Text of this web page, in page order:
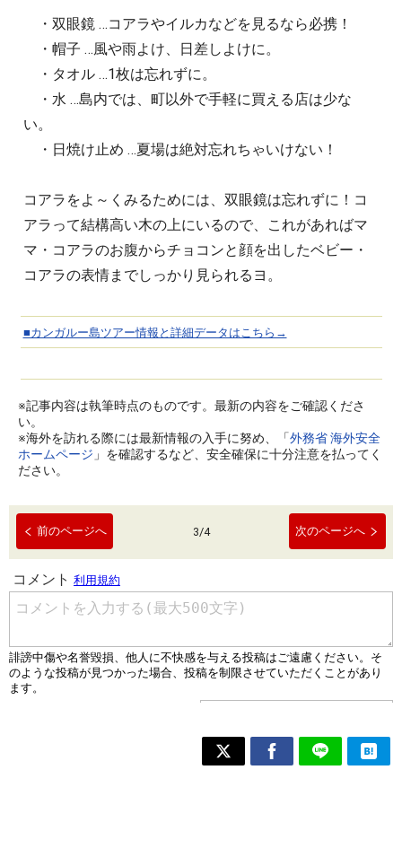
・双眼鏡 …コアラやイルカなどを見るなら必携！
・帽子 …風や雨よけ、日差しよけに。
・タオル …1枚は忘れずに。
・水 …島内では、町以外で手軽に買える店は少な
い。
・日焼け止め …夏場は絶対忘れちゃいけない！
コアラをよ～くみるためには、双眼鏡は忘れずに！コ
アラって結構高い木の上にいるので、これがあればマ
マ・コアラのお腹からチョコンと顔を出したベビー・
コアラの表情までしっかり見られるヨ。
■カンガルー島ツアー情報と詳細データはこちら→
※記事内容は執筆時点のものです。最新の内容をご確認くださ
い。
※海外を訪れる際には最新情報の入手に努め、「外務省 海外安全
ホームページ 」を確認するなど、安全確保に十分注意を払ってく
ださい。
前のページへ 3/4 次のページへ